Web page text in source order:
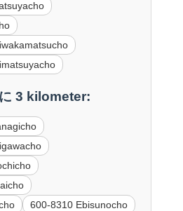
3 kilometer:
600-8310 Ebisunocho